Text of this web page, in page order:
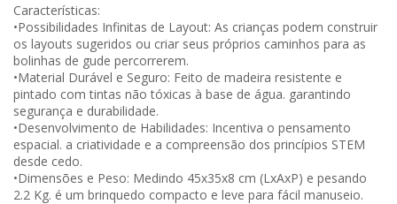
Características:
•Possibilidades Infinitas de Layout: As crianças podem construir
os layouts sugeridos ou criar seus próprios caminhos para as
bolinhas de gude percorrerem.
•Material Durável e Seguro: Feito de madeira resistente e
pintado com tintas não tóxicas à base de água. garantindo
segurança e durabilidade.
•Desenvolvimento de Habilidades: Incentiva o pensamento
espacial. a criatividade e a compreensão dos princípios STEM
desde cedo.
•Dimensões e Peso: Medindo 45x35x8 cm (LxAxP) e pesando
2.2 Kg. é um brinquedo compacto e leve para fácil manuseio.